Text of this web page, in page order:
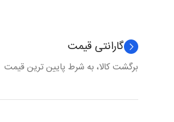
گارانتی قیمت
برگشت کالا، به شرط پایین ترین قیمت